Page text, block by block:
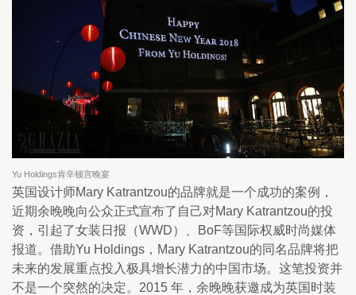
Yu Holdings肯辛顿宫晚宴
英国设计师Mary Katrantzou的品牌就是一个成功的案例，
近期余晚晚向公众正式宣布了自己对Mary Katrantzou的投
资，引起了女装日报（WWD）、BoF等国际权威时尚媒体
报道。借助Yu Holdings，Mary Katrantzou的同名品牌将把
未来的发展重点投入极具增长潜力的中国市场。这笔投资并
不是一个突然的决定。2015 年，余晚晚获邀成为英国时装